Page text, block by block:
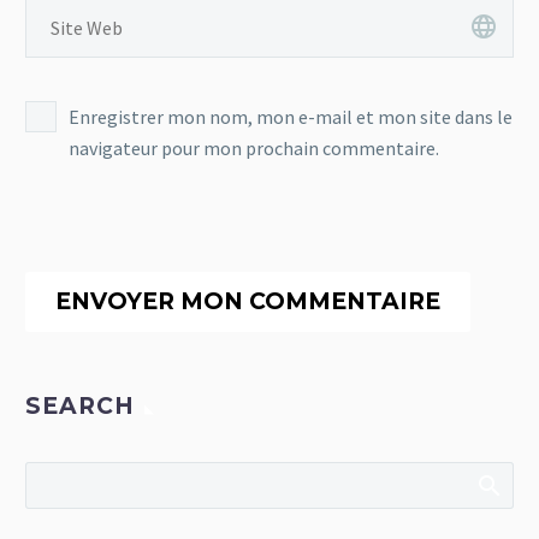
Enregistrer mon nom, mon e-mail et mon site dans le
navigateur pour mon prochain commentaire.
ENVOYER MON COMMENTAIRE
SEARCH